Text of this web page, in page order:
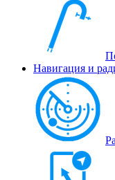
Навигация и